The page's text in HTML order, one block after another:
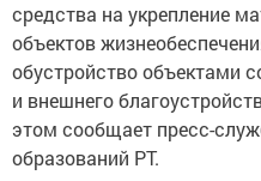
средства на укрепление
объектов
обустройство объектами
и внешнего
этом сообщает пресс-
образований РТ.